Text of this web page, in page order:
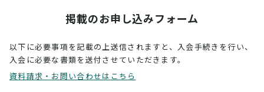
掲載のお申し込みフォーム
以下に必要事項を記載の上送信されますと、入会手続きを行い、
入会に必要な書類を送付させていただきます。
資料請求・お問い合わせはこちら